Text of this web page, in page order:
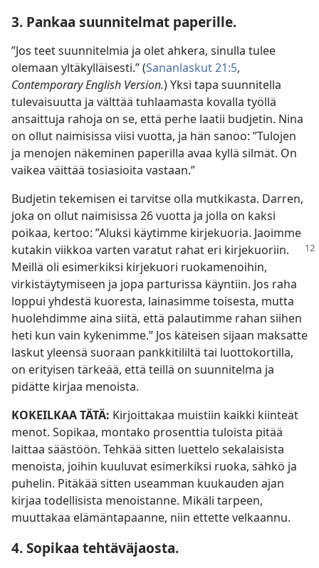
3. Pankaa suunnitelmat paperille.
”Jos teet suunnitelmia ja olet ahkera, sinulla tulee
olemaan yltäkylläisesti.” (Sananlaskut 21:5,
Contemporary English Version.) Yksi tapa suunnitella
tulevaisuutta ja välttää tuhlaamasta kovalla työllä
ansaittuja rahoja on se, että perhe laatii budjetin. Nina
on ollut naimisissa viisi vuotta, ja hän sanoo: ”Tulojen
ja menojen näkeminen paperilla avaa kyllä silmät. On
vaikea väittää tosiasioita vastaan.”
Budjetin tekemisen ei tarvitse olla mutkikasta. Darren,
joka on ollut naimisissa 26 vuotta ja jolla on kaksi
poikaa, kertoo: ”Aluksi käytimme kirjekuoria. Jaoimme
kutakin viikkoa varten varatut rahat eri kirjekuoriin.
Meillä oli esimerkiksi kirjekuori ruokamenoihin,
virkistäytymiseen ja jopa parturissa käyntiin. Jos raha
loppui yhdestä kuoresta, lainasimme toisesta, mutta
huolehdimme aina siitä, että palautimme rahan siihen
heti kun vain kykenimme.” Jos käteisen sijaan maksatte
laskut yleensä suoraan pankkitililtä tai luottokortilla,
on erityisen tärkeää, että teillä on suunnitelma ja
pidätte kirjaa menoista.
KOKEILKAA TÄTÄ: Kirjoittakaa muistiin kaikki kiinteät
menot. Sopikaa, montako prosenttia tuloista pitää
laittaa säästöön. Tehkää sitten luettelo sekalaisista
menoista, joihin kuuluvat esimerkiksi ruoka, sähkö ja
puhelin. Pitäkää sitten useamman kuukauden ajan
kirjaa todellisista menoistanne. Mikäli tarpeen,
muuttakaa elämäntapaanne, niin ettette velkaannu.
4. Sopikaa tehtäväjaosta.